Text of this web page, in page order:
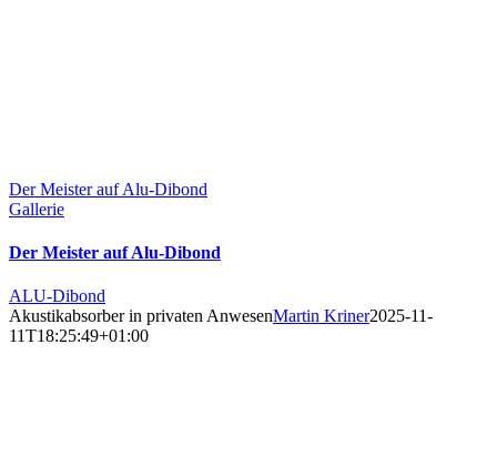
Der Meister auf Alu-Dibond
Gallerie
Der Meister auf Alu-Dibond
ALU-Dibond
Akustikabsorber in privaten AnwesenMartin Kriner2025-11-
11T18:25:49+01:00